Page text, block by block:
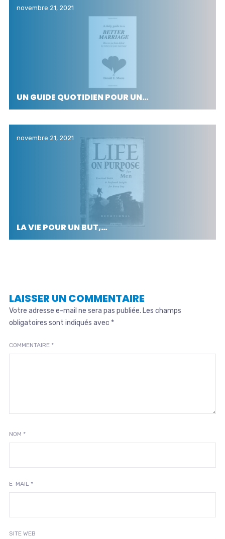
novembre 21, 2021
UN GUIDE QUOTIDIEN POUR UN…
novembre 21, 2021
LA VIE POUR UN BUT,…
LAISSER UN COMMENTAIRE
Votre adresse e-mail ne sera pas publiée. Les champs
obligatoires sont indiqués avec *
COMMENTAIRE *
NOM *
E-MAIL *
SITE WEB